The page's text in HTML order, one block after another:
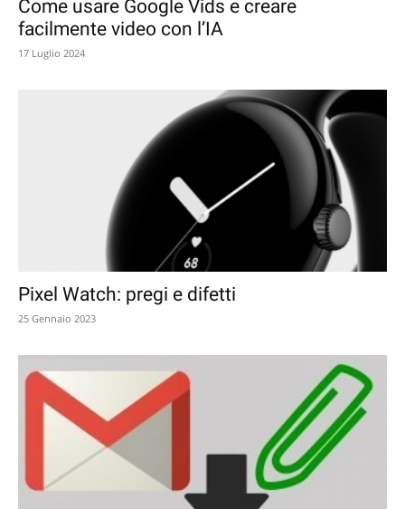
Come usare Google Vids e creare
facilmente video con l’IA
17 Luglio 2024
Pixel Watch: pregi e difetti
25 Gennaio 2023